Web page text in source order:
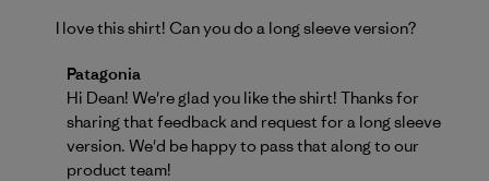
I love this shirt! Can you do a long sleeve version?
Kommentare des Store-Besitzers zu
Patagonia
Hi Dean! We're glad you like the shirt! Thanks for
sharing that feedback and request for a long sleeve
version. We'd be happy to pass that along to our
product team!